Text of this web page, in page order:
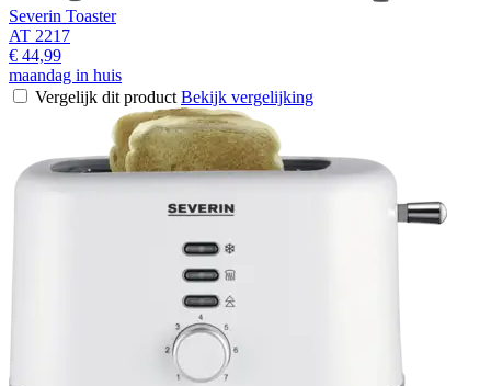
Severin Toaster
AT 2217
€ 44,99
maandag in huis
Vergelijk dit product Bekijk vergelijking